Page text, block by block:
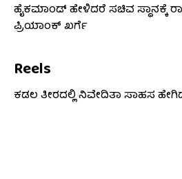
ಹೈಕಮಾಂಡ್​​ ಹೇಳಿದರೆ ಸಚಿವ ಸ್ಥಾನಕ್ಕೆ
ಪ್ರಿಯಾಂಕ್​​ ಖರ್ಗೆ
Reels
ಕಡಲ ತೀರದಲ್ಲಿ ನಿವೇದಿತಾ ಸಾಹಸ